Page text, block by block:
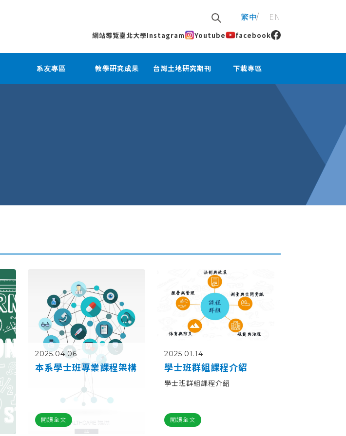
繁中 EN
網站導覽臺北大學Instagram Youtube facebook
系友專區 教學研究成果 台灣土地研究期刊 下載專區
2025.04.06
本系學士班專業課程架構
閱讀全文
2025.01.14
學士班群組課程介紹
學士班群組課程介紹
閱讀全文